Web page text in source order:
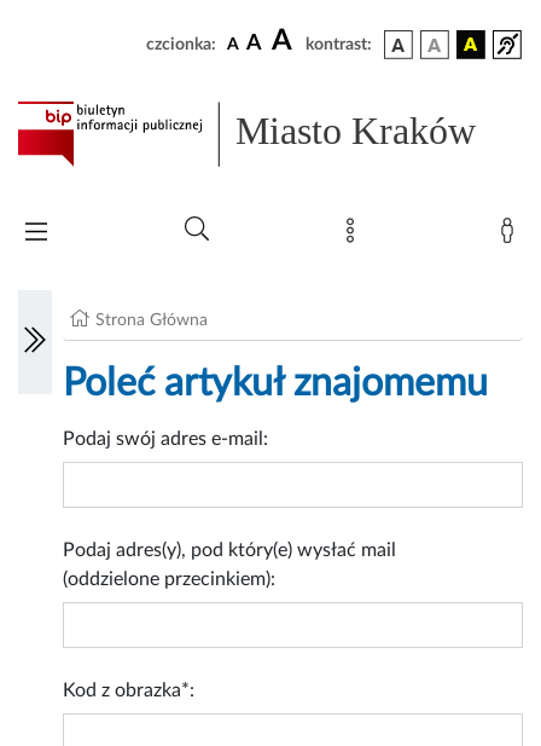
czcionka: A A A kontrast:
Miasto Kraków
Strona Główna
Poleć artykuł znajomemu
Podaj swój adres e-mail:
Podaj adres(y), pod który(e) wysłać mail
(oddzielone przecinkiem):
Kod z obrazka*: